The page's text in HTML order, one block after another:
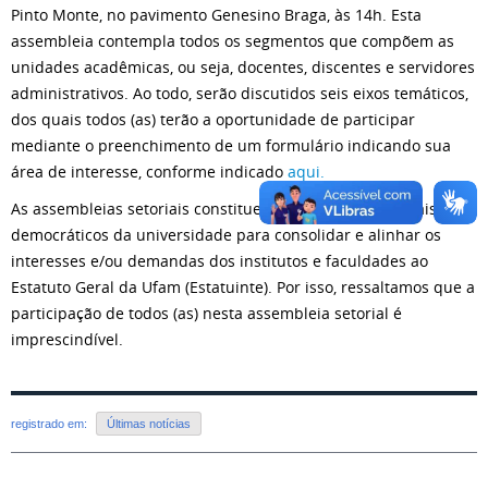
Pinto Monte, no pavimento Genesino Braga, às 14h. Esta
assembleia contempla todos os segmentos que compõem as
unidades acadêmicas, ou seja, docentes, discentes e servidores
administrativos. Ao todo, serão discutidos seis eixos temáticos,
dos quais todos (as) terão a oportunidade de participar
mediante o preenchimento de um formulário indicando sua
área de interesse, conforme indicado aqui.
As assembleias setoriais constituem um dos espaços mais
democráticos da universidade para consolidar e alinhar os
interesses e/ou demandas dos institutos e faculdades ao
Estatuto Geral da Ufam (Estatuinte). Por isso, ressaltamos que a
participação de todos (as) nesta assembleia setorial é
imprescindível.
registrado em: Últimas notícias